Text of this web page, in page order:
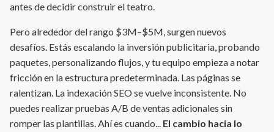
antes de decidir construir el teatro.
Pero alrededor del rango $3M–$5M, surgen nuevos
desafíos. Estás escalando la inversión publicitaria, probando
paquetes, personalizando flujos, y tu equipo empieza a notar
fricción en la estructura predeterminada. Las páginas se
ralentizan. La indexación SEO se vuelve inconsistente. No
puedes realizar pruebas A/B de ventas adicionales sin
romper las plantillas. Ahí es cuando... El cambio hacia lo